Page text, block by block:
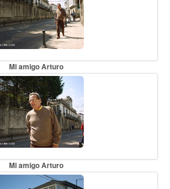
Mi amigo Arturo
Mi amigo Arturo